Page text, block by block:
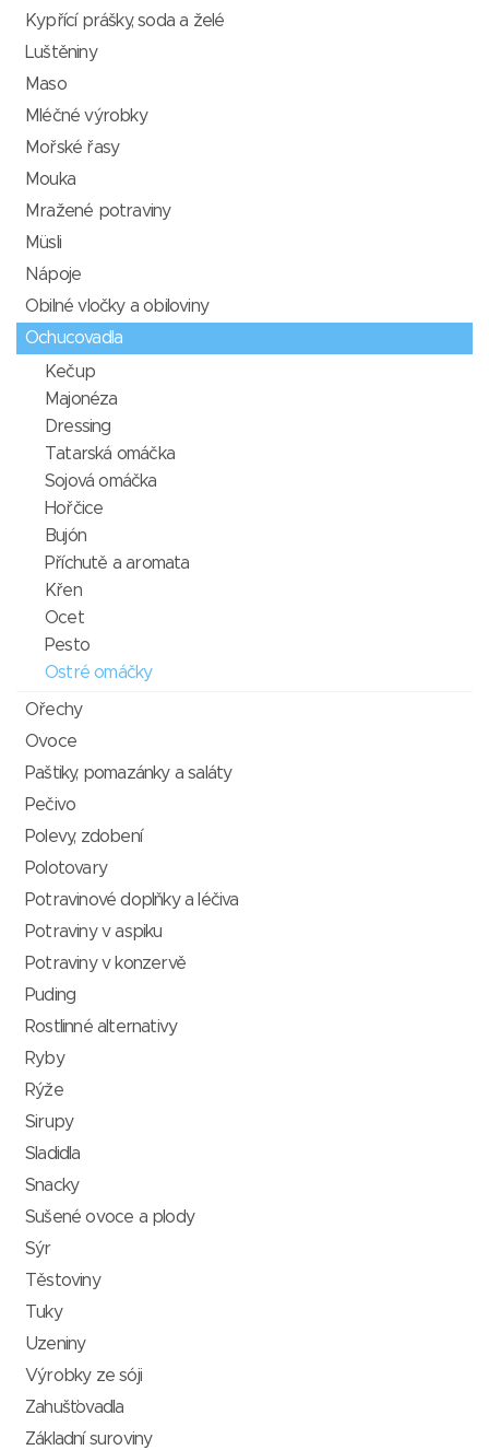
Kypřící prášky, soda a želé
Luštěniny
Maso
Mléčné výrobky
Mořské řasy
Mouka
Mražené potraviny
Müsli
Nápoje
Obilné vločky a obiloviny
Ochucovadla
Kečup
Majonéza
Dressing
Tatarská omáčka
Sojová omáčka
Hořčice
Bujón
Příchutě a aromata
Křen
Ocet
Pesto
Ostré omáčky
Ořechy
Ovoce
Paštiky, pomazánky a saláty
Pečivo
Polevy, zdobení
Polotovary
Potravinové doplňky a léčiva
Potraviny v aspiku
Potraviny v konzervě
Puding
Rostlinné alternativy
Ryby
Rýže
Sirupy
Sladidla
Snacky
Sušené ovoce a plody
Sýr
Těstoviny
Tuky
Uzeniny
Výrobky ze sóji
Zahušťovadla
Základní suroviny